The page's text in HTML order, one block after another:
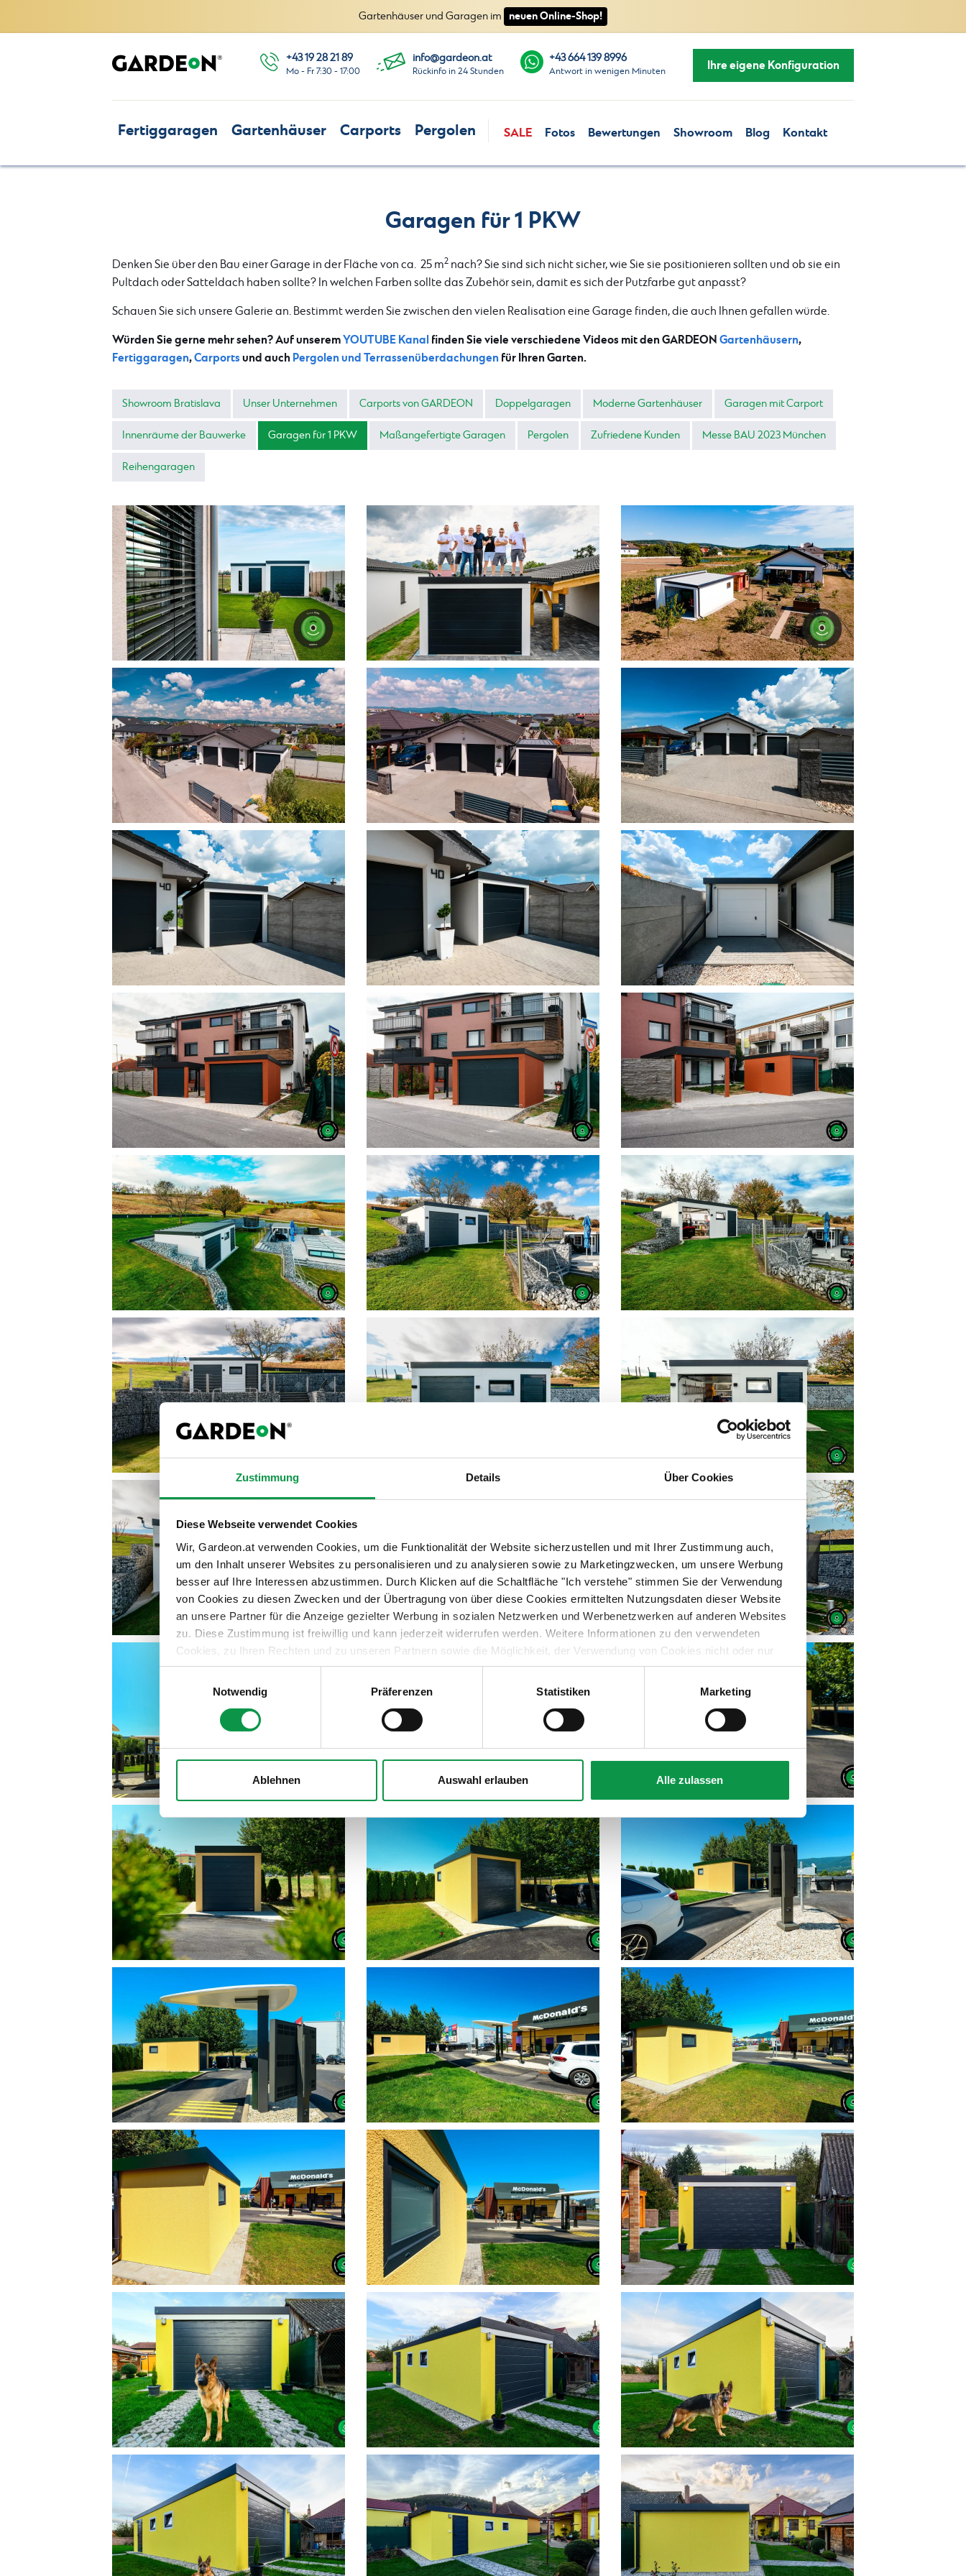
Zustimmung Details Über Cookies
Diese Webseite verwendet Cookies
Wir, Gardeon.at verwenden Cookies, um die Funktionalität der Website sicherzustellen und mit Ihrer Zustimmung auch,
um den Inhalt unserer Websites zu personalisieren und zu analysieren sowie zu Marketingzwecken, um unsere Werbung
besser auf Ihre Interessen abzustimmen. Durch Klicken auf die Schaltfläche "Ich verstehe" stimmen Sie der Verwendung
von Cookies zu diesen Zwecken und der Übertragung von über diese Cookies ermittelten Nutzungsdaten dieser Website
an unsere Partner für die Anzeige gezielter Werbung in sozialen Netzwerken und Werbenetzwerken auf anderen Websites
zu. Diese Zustimmung ist freiwillig und kann jederzeit widerrufen werden. Weitere Informationen zu den verwendeten
Cookies, zu Ihren Rechten und zu unseren Partnern sowie die Möglichkeit, der Verwendung von Cookies nicht oder nur
teilweise zuzustimmen, finden Sie unter dem Link „Detaillierte Einstellungen“.
Notwendig
Präferenzen Statistiken Marketing
Ablehnen Auswahl erlauben Alle zulassen
Gartenhäuser und Garagen im neuen Online-Shop!
Ihre eigene Konfiguration
+43 19 28 21 89
Mo - Fr 7:30 - 17:00
info@gardeon.at
Rückinfo in 24 Stunden
+43 664 139 8996
Antwort in wenigen Minuten
Fertiggaragen Gartenhäuser Carports Pergolen SALE Fotos Bewertungen Showroom Blog Kontakt
Garagen für 1 PKW
Denken Sie über den Bau einer Garage in der Fläche von ca. 25 m2 nach? Sie sind sich nicht sicher, wie Sie sie positionieren sollten und ob sie ein
Pultdach oder Satteldach haben sollte? In welchen Farben sollte das Zubehör sein, damit es sich der Putzfarbe gut anpasst?
Schauen Sie sich unsere Galerie an. Bestimmt werden Sie zwischen den vielen Realisation eine Garage finden, die auch Ihnen gefallen würde.
Würden Sie gerne mehr sehen? Auf unseremYOUTUBE Kanal finden Sie viele verschiedene Videos mit den GARDEON Gartenhäusern,
Fertiggaragen,Carportsund auch Pergolen und Terrassenüberdachungen für Ihren Garten.
Showroom Bratislava Unser Unternehmen Carports von GARDEON Doppelgaragen Moderne Gartenhäuser Garagen mit Carport
Innenräume der Bauwerke Garagen für 1 PKW Maßangefertigte Garagen Pergolen Zufriedene Kunden Messe BAU 2023 München
Reihengaragen